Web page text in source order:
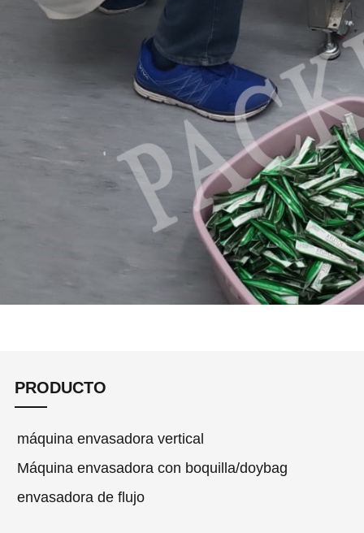
PRODUCTO
máquina envasadora vertical
Máquina envasadora con boquilla/doybag
envasadora de flujo